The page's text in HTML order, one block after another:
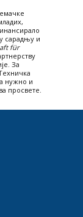
сарадњу и
für
За
нужно и
просвете.